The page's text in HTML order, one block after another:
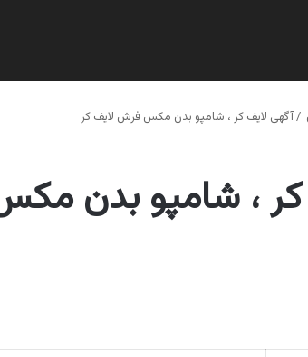
/آگهی لایف کر ، شامپو بدن مکس فرش لایف کر
کر ، شامپو بدن